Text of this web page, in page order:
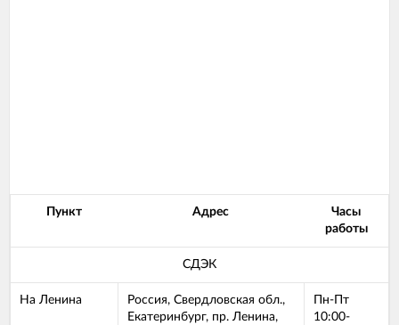
Пункт Адрес
Часы
работы
СДЭК
На Ленина
Россия, Свердловская обл.,
Екатеринбург, пр. Ленина,
Пн-Пт
10:00-